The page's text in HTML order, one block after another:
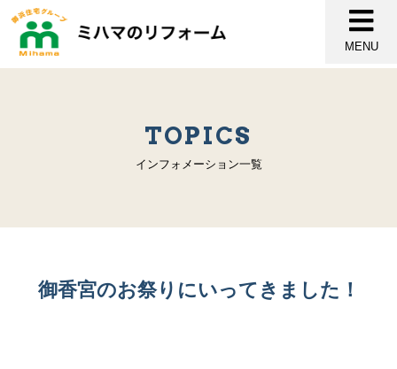
MENU
TOPICS
インフォメーション一覧
御香宮のお祭りにいってきました！